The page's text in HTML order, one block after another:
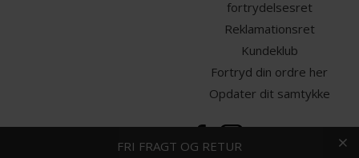
FRI FRAGT OG RETUR
HURTIG LEVERING
fortrydelsesret
Reklamationsret
Kundeklub
Fortryd din ordre her
Opdater dit samtykke